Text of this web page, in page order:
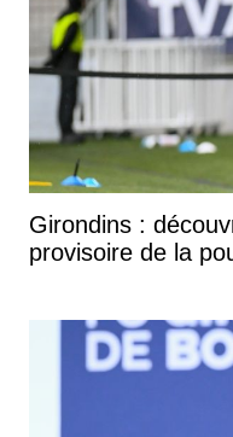
Girondins :
provisoire de la